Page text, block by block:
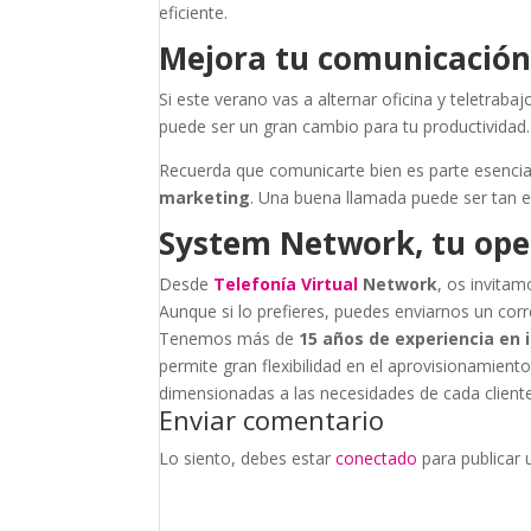
eficiente.
Mejora tu
Si este verano vas a alternar oficina y
puede ser un gran cambio para tu productividad.
Recuerda que comunicarte bien es parte
marketing. Una buena llamada puede ser tan
System Network, tu
Desde Telefonía Virtual Network, os
Aunque si lo prefieres, puedes enviarnos un
Tenemos más de 15 años de experiencia
permite gran flexibilidad en el
dimensionadas a las necesidades de cada
Enviar comentario
Lo siento, debes estarconectado para publicar